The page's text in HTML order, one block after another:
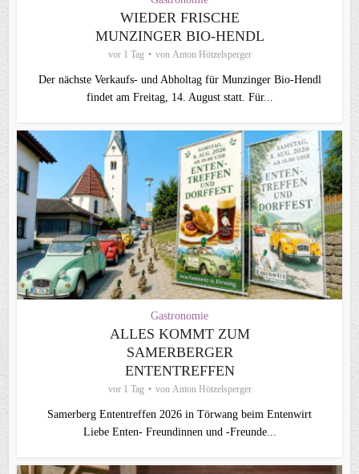
WIEDER FRISCHE
MUNZINGER BIO-HENDL
vor 1 Tag von Anton Hötzelsperger
Der nächste Verkaufs- und Abholtag für Munzinger Bio-Hendl
findet am Freitag, 14. August statt. Für...
Gastronomie
ALLES KOMMT ZUM
SAMERBERGER
ENTENTREFFEN
vor 1 Tag von Anton Hötzelsperger
Samerberg Ententreffen 2026 in Törwang beim Entenwirt
Liebe Enten- Freundinnen und -Freunde...